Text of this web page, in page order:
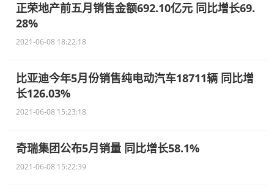
正荣地产前五月销售金额692.10亿元 同比增长69.
28%
2021-06-08 18:22:18
比亚迪今年5月份销售纯电动汽车18711辆 同比增
长126.03%
2021-06-08 15:23:18
奇瑞集团公布5月销量 同比增长58.1%
2021-06-08 15:22:39